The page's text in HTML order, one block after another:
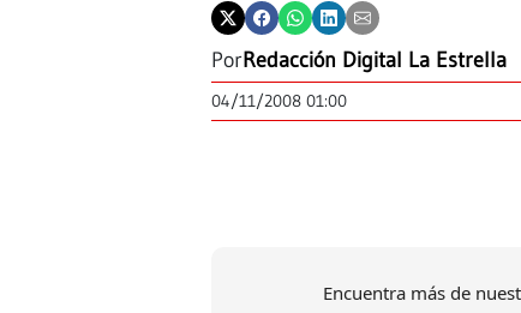
PorRedacción Digital La Estrella
04/11/2008 01:00
Encuentra más de